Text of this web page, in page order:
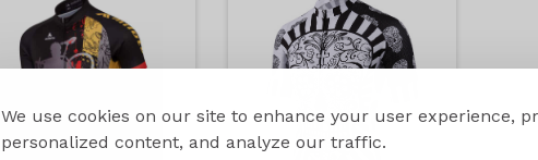
We use cookies on our site to enhance your user experience,
personalized content, and analyze our traffic.